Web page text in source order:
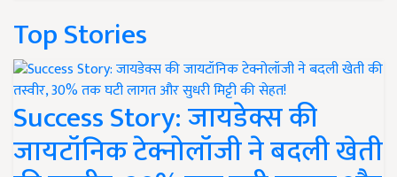
Top Stories
Success Story: जायडेक्स की
जायटॉनिक टेक्नोलॉजी ने बदली खेती